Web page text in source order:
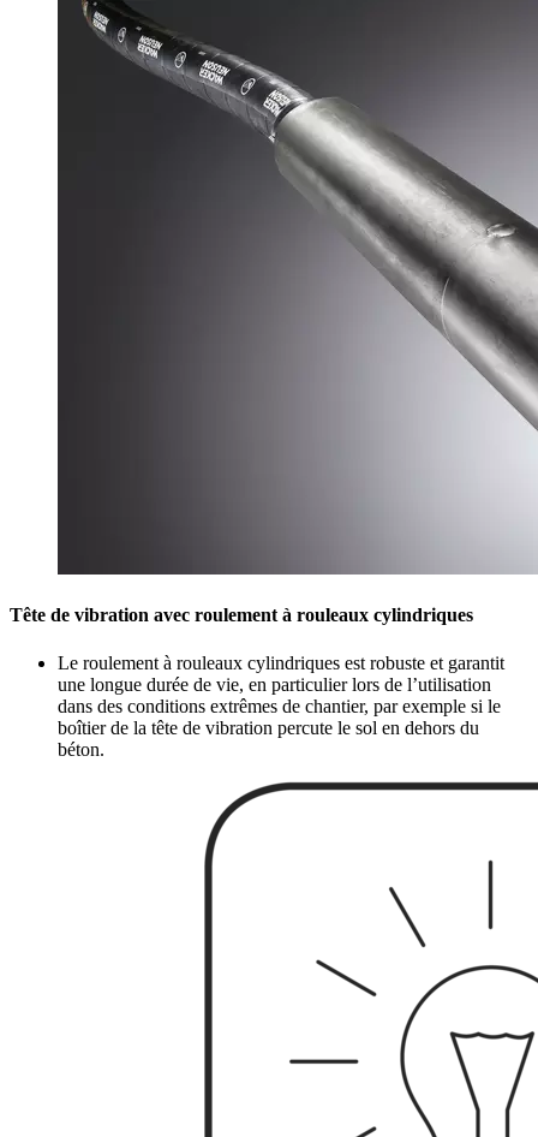
Tête de vibration avec roulement à rouleaux cylindriques
Le roulement à rouleaux cylindriques est robuste et garantit
une longue durée de vie, en particulier lors de l’utilisation
dans des conditions extrêmes de chantier, par exemple si le
boîtier de la tête de vibration percute le sol en dehors du
béton.